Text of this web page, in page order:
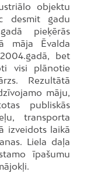
objektu
desmit gadu
pieķērās
māja Ēvalda
bet
visi plānotie
Rezultātā
māju,
publiskās
transporta
izveidots laikā
Liela daļa
īpašumu